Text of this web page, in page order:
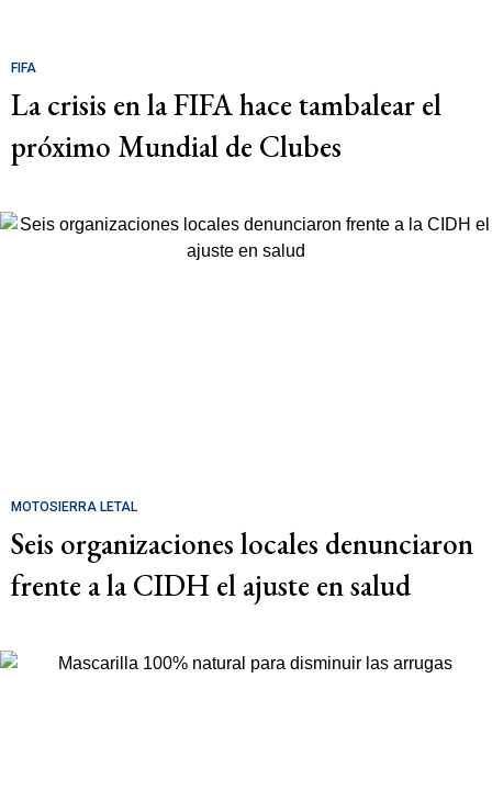
FIFA
La crisis en la FIFA hace tambalear el
próximo Mundial de Clubes
MOTOSIERRA LETAL
Seis organizaciones locales denunciaron
frente a la CIDH el ajuste en salud